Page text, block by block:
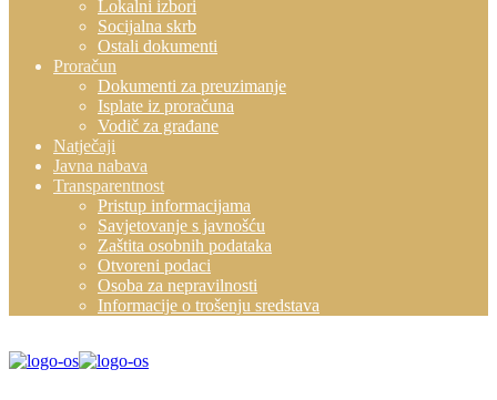
Lokalni izbori
Socijalna skrb
Ostali dokumenti
Proračun
Dokumenti za preuzimanje
Isplate iz proračuna
Vodič za građane
Natječaji
Javna nabava
Transparentnost
Pristup informacijama
Savjetovanje s javnošću
Zaštita osobnih podataka
Otvoreni podaci
Osoba za nepravilnosti
Informacije o trošenju sredstava